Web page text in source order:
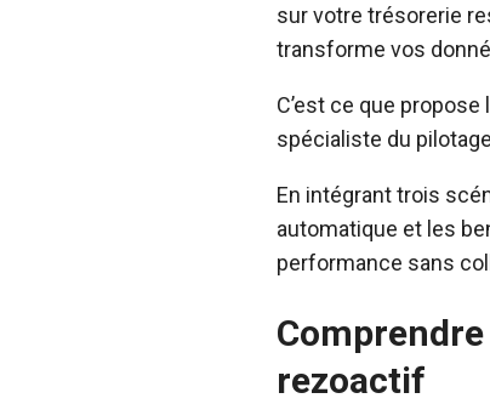
sur votre trésorerie
transforme vos
C’est ce que
spécialiste du
En intégrant trois
automatique et les
performance sans
rezoactif